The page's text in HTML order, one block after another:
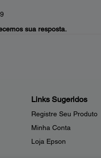
sua resposta.
Links Sugeridos
Registre Seu Produto
Minha Conta
Loja Epson